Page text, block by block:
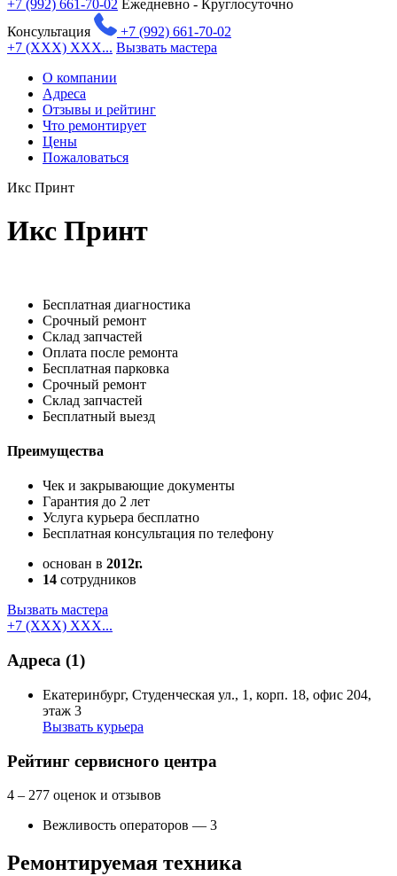
+7 (992) 661-70-02 Ежедневно - Круглосуточно
Консультация
+7 (992) 661-70-02
+7 (XXX) XXX... Вызвать мастера
О компании
Адреса
Отзывы и рейтинг
Что ремонтирует
Цены
Пожаловаться
Икс Принт
Икс Принт
Бесплатная диагностика
Срочный ремонт
Cклад запчастей
Оплата после ремонта
Бесплатная парковка
Срочный ремонт
Cклад запчастей
Бесплатный выезд
Преимущества
Чек и закрывающие документы
Гарантия до 2 лет
Услуга курьера бесплатно
Бесплатная консультация по телефону
основан в 2012г.
14 сотрудников
Вызвать мастера
+7 (XXX) XXX...
Адреса (1)
Екатеринбург, Студенческая ул., 1, корп. 18, офис 204,
этаж 3
Вызвать курьера
Как добраться API Карт
Рейтинг сервисного центра
4 – 277 оценок и отзывов
Вежливость операторов — 3
Ремонтируемая техника